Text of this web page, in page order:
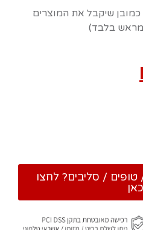
כמובן שיקבל את המוצרים
בלבד)
טופים / סליבים? לחצו
כאן